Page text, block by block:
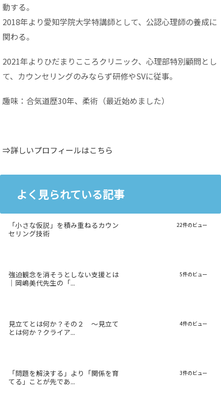
動する。
2018年より愛知学院大学特講師として、公認心理師の養成に
関わる。
2021年よりひだまりこころクリニック、心理部特別顧問とし
て、カウンセリングのみならず研修やSVに従事。
趣味：合気道歴30年、柔術（最近始めました）
⇒詳しいプロフィールはこちら
よく見られている記事
「小さな仮説」を積み重ねるカウン
セリング技術
22件のビュー
強迫観念を消そうとしない支援とは
｜岡嶋美代先生の「...
5件のビュー
見立てとは何か？その２ 〜見立て
とは何か？クライア...
4件のビュー
「問題を解決する」より「関係を育
てる」ことが先であ...
3件のビュー